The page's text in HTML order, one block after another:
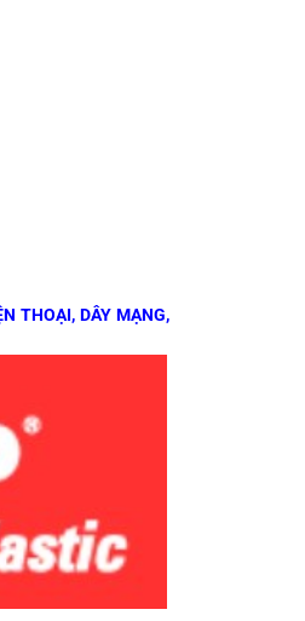
THOẠI, DÂY MẠNG,